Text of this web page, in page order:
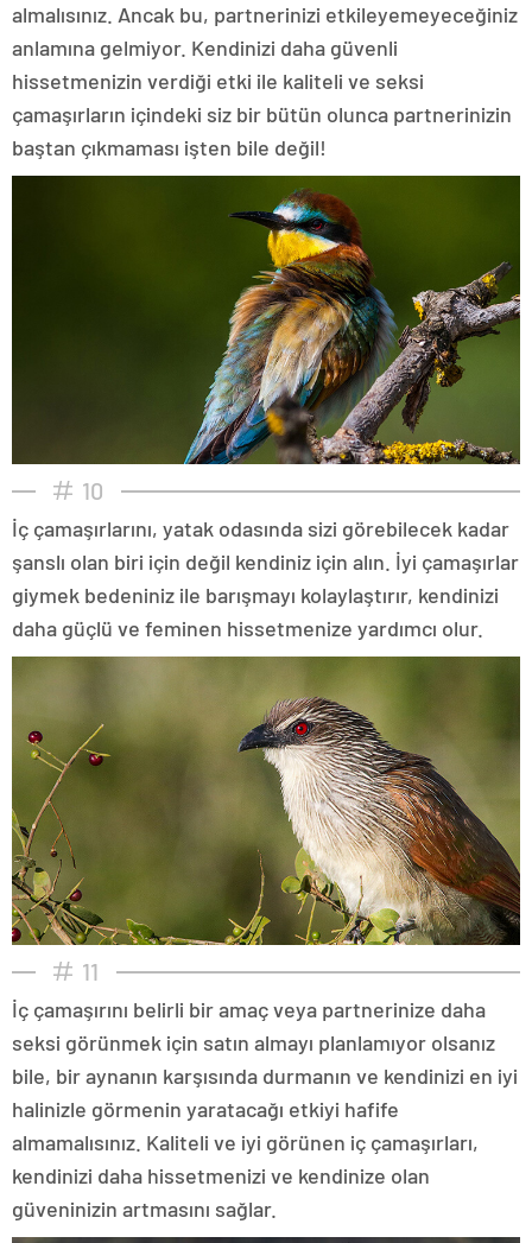
almalısınız. Ancak bu, partnerinizi etkileyemeyeceğiniz
anlamına gelmiyor. Kendinizi daha güvenli
hissetmenizin verdiği etki ile kaliteli ve seksi
çamaşırların içindeki siz bir bütün olunca partnerinizin
baştan çıkmaması işten bile değil!
10
İç çamaşırlarını, yatak odasında sizi görebilecek kadar
şanslı olan biri için değil kendiniz için alın. İyi çamaşırlar
giymek bedeniniz ile barışmayı kolaylaştırır, kendinizi
daha güçlü ve feminen hissetmenize yardımcı olur.
11
İç çamaşırını belirli bir amaç veya partnerinize daha
seksi görünmek için satın almayı planlamıyor olsanız
bile, bir aynanın karşısında durmanın ve kendinizi en iyi
halinizle görmenin yaratacağı etkiyi hafife
almamalısınız. Kaliteli ve iyi görünen iç çamaşırları,
kendinizi daha hissetmenizi ve kendinize olan
güveninizin artmasını sağlar.